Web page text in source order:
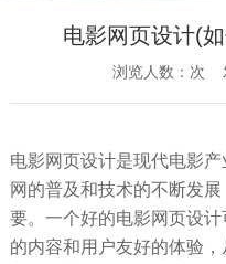
电影网页设计(
浏览人数： 次
电影网页设计是现代电影
网的普及和技术的不断发
要。一个好的电影网页设
的内容和用户友好的体验